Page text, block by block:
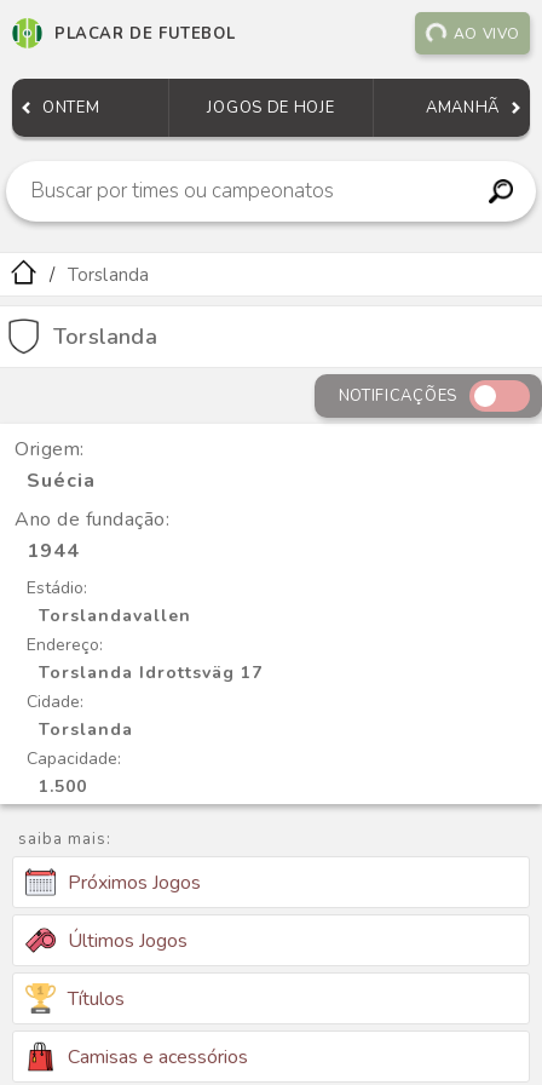
PLACAR DE FUTEBOL AO VIVO
ONTEM JOGOS DE HOJE AMANHÃ
Torslanda
Torslanda
NOTIFICAÇÕES
Origem:
Suécia
Ano de fundação:
1944
Estádio:
Torslandavallen
Endereço:
Torslanda Idrottsväg 17
Cidade:
Torslanda
Capacidade:
1.500
saiba mais:
Próximos Jogos
Últimos Jogos
Títulos
Camisas e acessórios